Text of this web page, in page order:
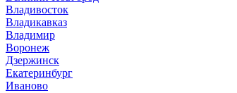
Владивосток
Владикавказ
Владимир
Воронеж
Дзержинск
Екатеринбург
Иваново